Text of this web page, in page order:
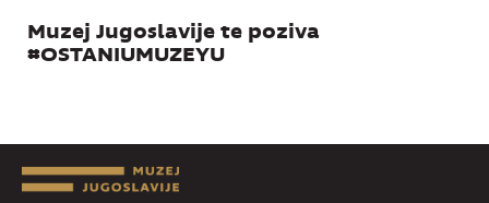
Muzej Jugoslavije te poziva
#OSTANIUMUZEYU